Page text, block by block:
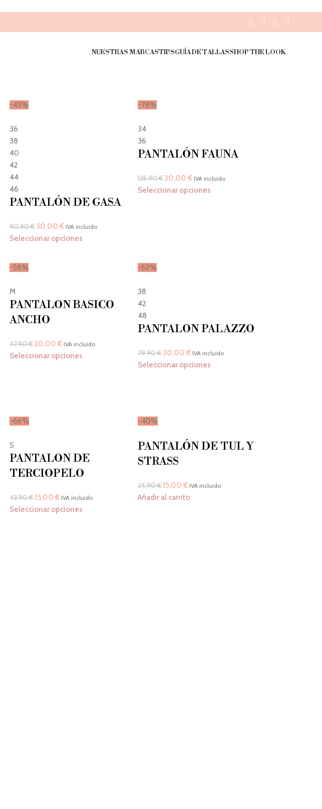
NUESTRAS MARCASTIPSGUÍA DE TALLASSHOP THE LOOK
-45%
36
38
40
42
44
46
PANTALÓN DE GASA
90,90€ 50,00€ IVA incluido
Seleccionar opciones
-78%
34
36
PANTALÓN FAUNA
135,90€ 30,00€ IVA incluido
Seleccionar opciones
-58%
M
PANTALON BASICO
ANCHO
47,90€ 20,00€ IVA incluido
Seleccionar opciones
-62%
38
42
48
PANTALON PALAZZO
79,90€ 30,00€ IVA incluido
Seleccionar opciones
-66%
S
PANTALON DE
TERCIOPELO
43,90€ 15,00€ IVA incluido
Seleccionar opciones
-40%
PANTALÓN DE TUL Y
STRASS
24,90€15,00€ IVA incluido
Añadir al carrito